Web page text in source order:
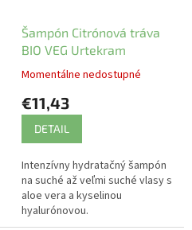
Šampón Citrónová tráva
BIO VEG Urtekram
Momentálne nedostupné
€11,43
DETAIL
Intenzívny hydratačný šampón
na suché až veľmi suché vlasy s
aloe vera a kyselinou
hyalurónovou.